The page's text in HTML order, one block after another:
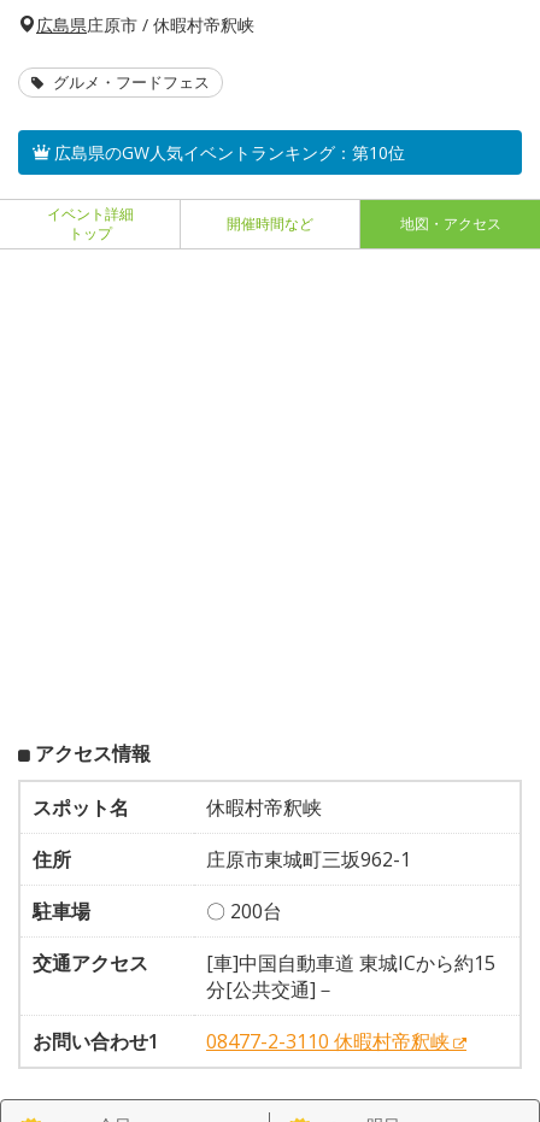
広島県庄原市 / 休暇村帝釈峡
グルメ・フードフェス
広島県のGW人気イベントランキング：第10位
イベント詳細
トップ
開催時間など 地図・アクセス
アクセス情報
スポット名
休暇村帝釈峡
住所
庄原市東城町三坂962-1
駐車場
〇 200台
交通アクセス
[車]中国自動車道 東城ICから約15
分[公共交通]－
お問い合わせ1
08477-2-3110 休暇村帝釈峡